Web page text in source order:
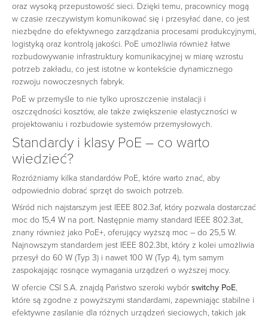
oraz wysoką przepustowość sieci. Dzięki temu, pracownicy mogą
w czasie rzeczywistym komunikować się i przesyłać dane, co jest
niezbędne do efektywnego zarządzania procesami produkcyjnymi,
logistyką oraz kontrolą jakości. PoE umożliwia również łatwe
rozbudowywanie infrastruktury komunikacyjnej w miarę wzrostu
potrzeb zakładu, co jest istotne w kontekście dynamicznego
rozwoju nowoczesnych fabryk.
PoE w przemyśle to nie tylko uproszczenie instalacji i
oszczędności kosztów, ale także zwiększenie elastyczności w
projektowaniu i rozbudowie systemów przemysłowych.
Standardy i klasy PoE – co warto
wiedzieć?
Rozróżniamy kilka standardów PoE, które warto znać, aby
odpowiednio dobrać sprzęt do swoich potrzeb.
Wśród nich najstarszym jest IEEE 802.3af, który pozwala dostarczać
moc do 15,4 W na port. Następnie mamy standard IEEE 802.3at,
znany również jako PoE+, oferujący wyższą moc – do 25,5 W.
Najnowszym standardem jest IEEE 802.3bt, który z kolei umożliwia
przesył do 60 W (Typ 3) i nawet 100 W (Typ 4), tym samym
zaspokajając rosnące wymagania urządzeń o wyższej mocy.
W ofercie CSI S.A. znajdą Państwo szeroki wybór switchy PoE,
które są zgodne z powyższymi standardami, zapewniając stabilne i
efektywne zasilanie dla różnych urządzeń sieciowych, takich jak